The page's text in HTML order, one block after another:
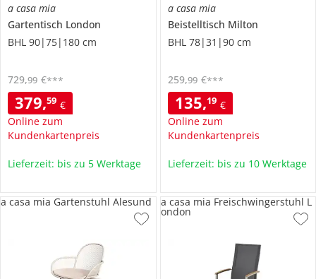
a casa mia
Gartentisch London
BHL 90|75|180 cm
379,59 €
Online zum
Kundenkartenpreis
729,99 €***
Lieferzeit: bis zu 5 Werktage
a casa mia
Beistelltisch Milton
BHL 78|31|90 cm
135,19 €
Online zum
Kundenkartenpreis
259,99 €***
Lieferzeit: bis zu 10 Werktage
a casa mia Gartenstuhl Alesund a casa mia Freischwingerstuhl L
ondon